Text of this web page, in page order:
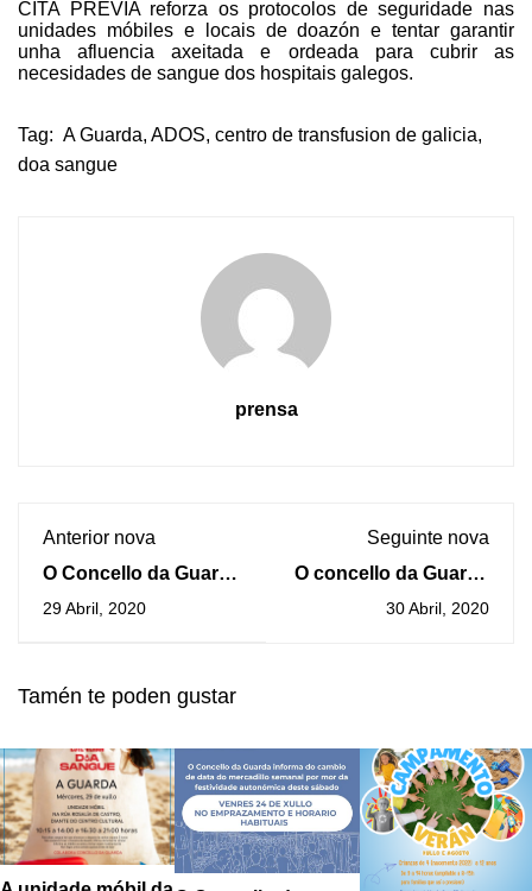
CITA PREVIA reforza os protocolos de seguridade nas
unidades móbiles e locais de doazón e tentar garantir
unha afluencia axeitada e ordeada para cubrir as
necesidades de sangue dos hospitais galegos.
Tag: A Guarda, ADOS, centro de transfusion de galicia,
doa sangue
prensa
Anterior nova
O Concello da Guarda
inaugura o portal web
29 Abril, 2020
Seguinte nova
O concello da Guarda
eliminará a taxa de
30 Abril, 2020
Tamén te poden gustar